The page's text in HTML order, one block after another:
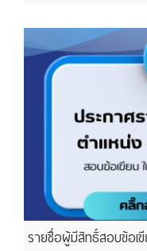
รายชื่อผู้มีสิทธิ์สอบข้อเ